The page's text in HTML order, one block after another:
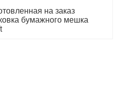
на заказ
бумажного мешка